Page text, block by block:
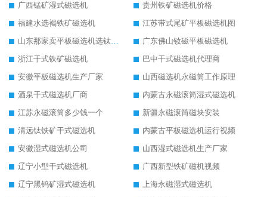
广西锰矿湿式磁选机
贵州铁矿磁选机价格
福建水选褐铁矿磁选机
江苏带式尾矿平板磁选机图
山东那家卖平板磁选机选钛矿用
广东佛山钕磁平板磁选机
浙江干式铁矿磁选机
巴中干式磁选机代理商
安徽平板磁选机生产厂家
山西磁选机永磁筒工作原理
酒泉干式磁选机厂商
内蒙古永磁滚筒湿式磁选机
江苏永磁滚筒多少钱一个
新疆永磁滚筒磁块安装
清远钛铁矿干式磁选机
内蒙古平板磁选机运行视频
安徽湿式磁选机公司
山西湿式磁选机生产厂家
辽宁小型干式磁选机
广西新型铁矿磁机视频
辽宁黑钨矿湿式磁选机
上海永磁湿式磁选机